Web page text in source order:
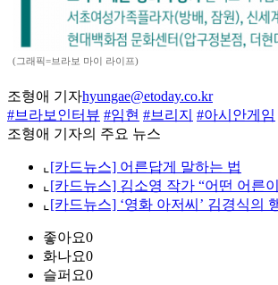
(그래픽=브라보 마이 라이프)
조형애 기자hyungae@etoday.co.kr
#브라보인터뷰 #임현 #브리지 #아시안게임
조형애 기자의 주요 뉴스
⌞ [카드뉴스] 어른답게 말하는 법
⌞ [카드뉴스] 김소영 작가 “어떤 어른
⌞ [카드뉴스] ‘영화 아저씨’ 김경식의
좋아요0
화나요0
슬퍼요0